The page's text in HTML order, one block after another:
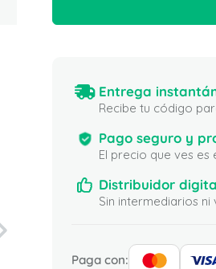
Entrega
Recibe tu código
Pago seguro y
El precio que ves
Distribuidor
Sin intermediarios
Paga con: